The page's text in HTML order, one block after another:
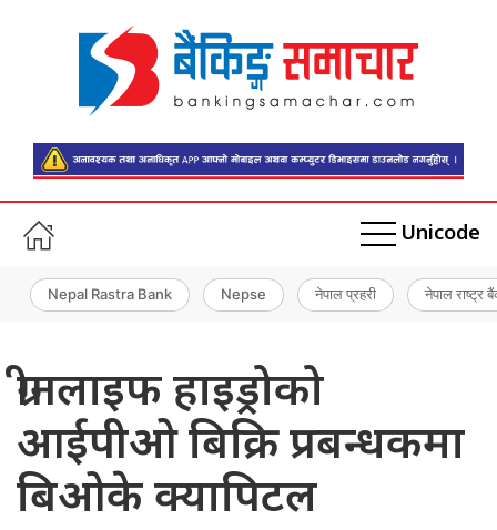
Unicode
Nepal Rastra Bank Nepse नेपाल प्रहरी नेपाल राष्ट्र
ग्रीनलाइफ हाइड्रोको
आईपीओ बिक्रि प्रबन्धकमा
बिओके क्यापिटल